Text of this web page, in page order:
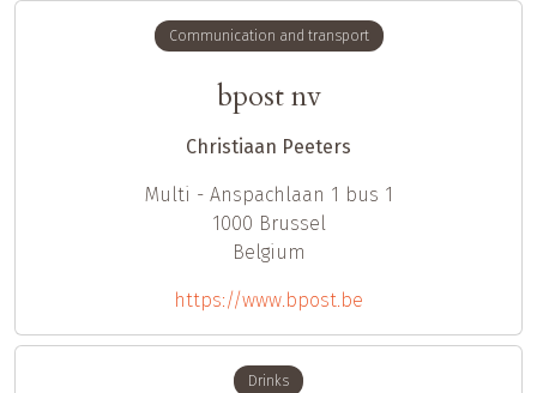
Communication and transport
bpost nv
Christiaan Peeters
Multi - Anspachlaan 1 bus 1
1000 Brussel
Belgium
https://www.bpost.be
Drinks